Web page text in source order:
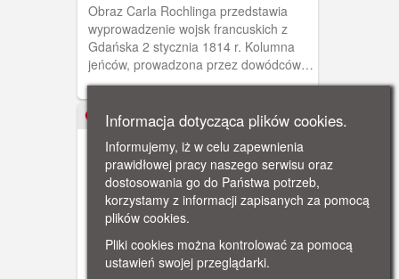
Obraz Carla Rochlinga przedstawia
wyprowadzenie wojsk francuskich z
Gdańska 2 stycznia 1814 r. Kolumna
jeńców, prowadzona przez dowódców
pruskich, przechodzi ul. Długą w stronę
Wety został zawieszony w 1893 r.
Prawdopodobnie przepadł w czasie
wojny. Brak danych o ewakuacji.
ok. 1910
Gdańsk, Wielka Sala Wety
Informacja dotycząca plików cookies.
Informujemy, iż w celu zapewnienia
prawidłowej pracy naszego serwisu oraz
dostosowania go do Państwa potrzeb,
korzystamy z informacji zapisanych za pomocą
plików cookies.
Pliki cookies można kontrolować za pomocą
ustawień swojej przeglądarki.